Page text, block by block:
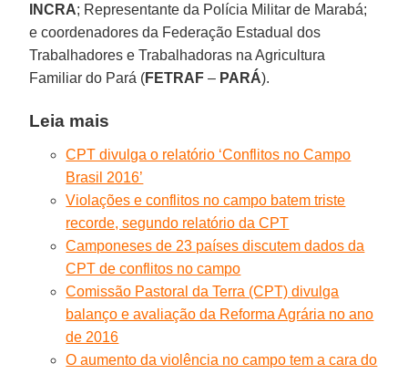
INCRA; Representante da Polícia Militar de Marabá;
e coordenadores da Federação Estadual dos
Trabalhadores e Trabalhadoras na Agricultura
Familiar do Pará (FETRAF – PARÁ).
Leia mais
CPT divulga o relatório ‘Conflitos no Campo
Brasil 2016’
Violações e conflitos no campo batem triste
recorde, segundo relatório da CPT
Camponeses de 23 países discutem dados da
CPT de conflitos no campo
Comissão Pastoral da Terra (CPT) divulga
balanço e avaliação da Reforma Agrária no ano
de 2016
O aumento da violência no campo tem a cara do